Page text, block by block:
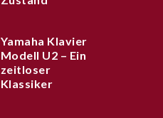
Yamaha Klavier
Modell U2 – Ein
zeitloser
Klassiker